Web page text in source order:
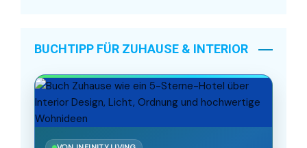
BUCHTIPP FÜR ZUHAUSE & INTERIOR